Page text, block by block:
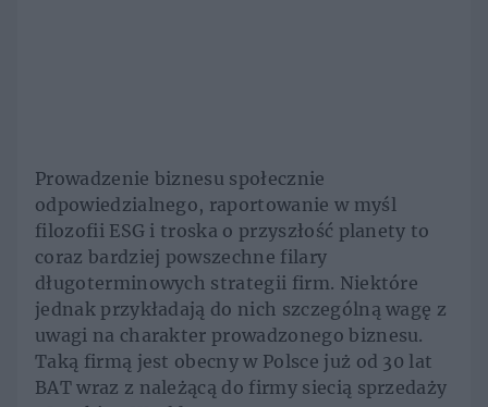
Prowadzenie biznesu społecznie
odpowiedzialnego, raportowanie w myśl
filozofii ESG i troska o przyszłość planety to
coraz bardziej powszechne filary
długoterminowych strategii firm. Niektóre
jednak przykładają do nich szczególną wagę z
uwagi na charakter prowadzonego biznesu.
Taką firmą jest obecny w Polsce już od 30 lat
BAT wraz z należącą do firmy siecią sprzedaży